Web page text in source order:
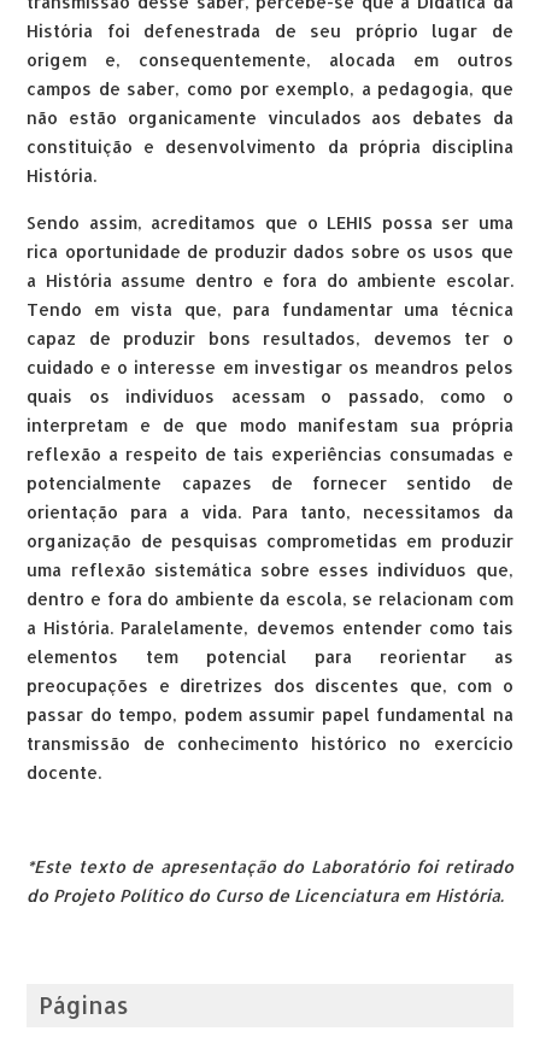
História foi defenestrada de seu próprio lugar de
origem e, consequentemente, alocada em outros
campos de saber, como por exemplo, a pedagogia, que
não estão organicamente vinculados aos debates da
constituição e desenvolvimento da própria disciplina
História.
Sendo assim, acreditamos que o LEHIS possa ser uma
rica oportunidade de produzir dados sobre os usos que
a História assume dentro e fora do ambiente escolar.
Tendo em vista que, para fundamentar uma técnica
capaz de produzir bons resultados, devemos ter o
cuidado e o interesse em investigar os meandros pelos
quais os indivíduos acessam o passado, como o
interpretam e de que modo manifestam sua própria
reflexão a respeito de tais experiências consumadas e
potencialmente capazes de fornecer sentido de
orientação para a vida. Para tanto, necessitamos da
organização de pesquisas comprometidas em produzir
uma reflexão sistemática sobre esses indivíduos que,
dentro e fora do ambiente da escola, se relacionam com
a História. Paralelamente, devemos entender como tais
elementos tem potencial para reorientar as
preocupações e diretrizes dos discentes que, com o
passar do tempo, podem assumir papel fundamental na
transmissão de conhecimento histórico no exercício
docente.
*Este texto de apresentação do Laboratório foi retirado
do Projeto Político do Curso de Licenciatura em História.
Páginas